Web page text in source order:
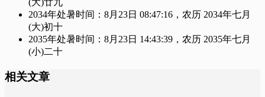
(大)廿九
2034年处暑时间：8月23日 08:47:16，农历 2034年七月
(大)初十
2035年处暑时间：8月23日 14:43:39，农历 2035年七月
(小)二十
相关文章